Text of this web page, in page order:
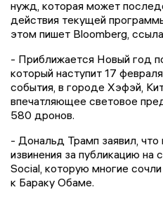
нужд, которая может
действия текущей
этом пишет Bloomberg,
- Приближается Новый год
который наступит 17
события, в городе Хэфэй,
впечатляющее световое
580 дронов.
- Дональд Трамп заявил, что
извинения за публикацию на
Social, которую многие
к Бараку Обаме.